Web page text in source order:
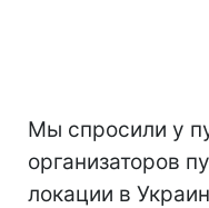
Мы спросили у
организаторов
локации в